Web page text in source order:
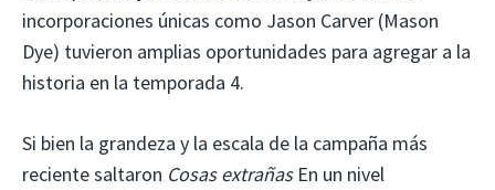
incorporaciones únicas como Jason Carver (Mason
Dye) tuvieron amplias oportunidades para agregar a la
historia en la temporada 4.
Si bien la grandeza y la escala de la campaña más
reciente saltaron Cosas extrañasEn un nivel